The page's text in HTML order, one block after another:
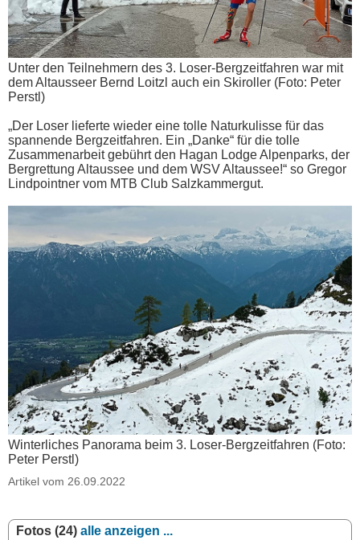
Unter den Teilnehmern des 3. Loser-Bergzeitfahren war mit
dem Altausseer Bernd Loitzl auch ein Skiroller (Foto: Peter
Perstl)
„Der Loser lieferte wieder eine tolle Naturkulisse für das
spannende Bergzeitfahren. Ein „Danke“ für die tolle
Zusammenarbeit gebührt den Hagan Lodge Alpenparks, der
Bergrettung Altaussee und dem WSV Altaussee!“ so Gregor
Lindpointner vom MTB Club Salzkammergut.
Winterliches Panorama beim 3. Loser-Bergzeitfahren (Foto:
Peter Perstl)
Artikel vom 26.09.2022
Fotos (24) alle anzeigen ...